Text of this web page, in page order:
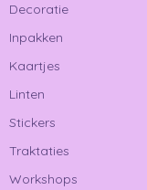
Decoratie
Inpakken
Kaartjes
Linten
Stickers
Traktaties
Workshops